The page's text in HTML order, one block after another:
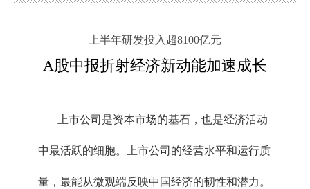
上半年研发投入超8100亿元
A股中报折射经济新动能加速成长
上市公司是资本市场的基石，也是经济活动
中最活跃的细胞。上市公司的经营水平和运行质
量，最能从微观端反映中国经济的韧性和潜力。